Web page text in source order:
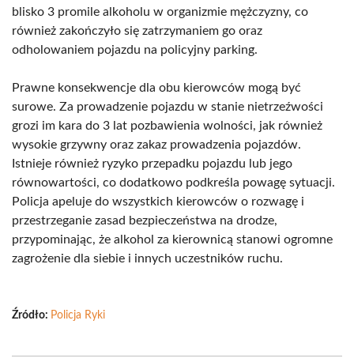
blisko 3 promile alkoholu w organizmie mężczyzny, co
również zakończyło się zatrzymaniem go oraz
odholowaniem pojazdu na policyjny parking.
Prawne konsekwencje dla obu kierowców mogą być
surowe. Za prowadzenie pojazdu w stanie nietrzeźwości
grozi im kara do 3 lat pozbawienia wolności, jak również
wysokie grzywny oraz zakaz prowadzenia pojazdów.
Istnieje również ryzyko przepadku pojazdu lub jego
równowartości, co dodatkowo podkreśla powagę sytuacji.
Policja apeluje do wszystkich kierowców o rozwagę i
przestrzeganie zasad bezpieczeństwa na drodze,
przypominając, że alkohol za kierownicą stanowi ogromne
zagrożenie dla siebie i innych uczestników ruchu.
Źródło: Policja Ryki